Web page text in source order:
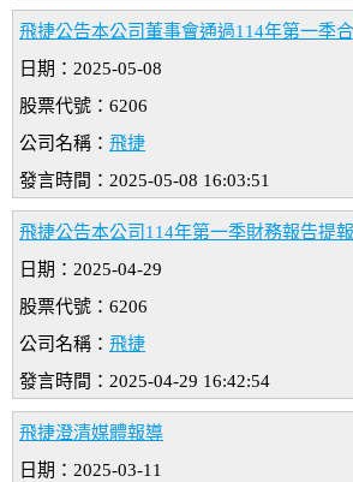
飛捷公告本公司董事會通過114年第一季
日期：2025-05-08
股票代號：6206
公司名稱： 飛捷
發言時間：2025-05-08 16:03:51
飛捷公告本公司114年第一季財務報告提
日期：2025-04-29
股票代號：6206
公司名稱： 飛捷
發言時間：2025-04-29 16:42:54
飛捷澄清媒體報導
日期：2025-03-11